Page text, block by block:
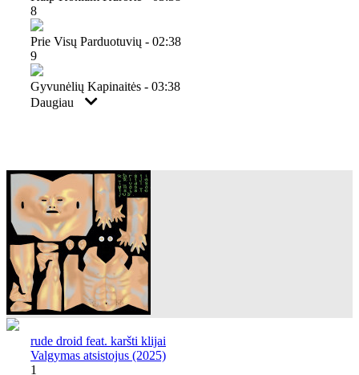
8
Prie Visų Parduotuvių - 02:38
9
Gyvunėlių Kapinaitės - 03:38
Daugiau
rude droid feat. karšti klijai
Valgymas atsistojus (2025)
1